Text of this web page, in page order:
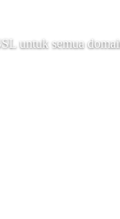
untuk semua